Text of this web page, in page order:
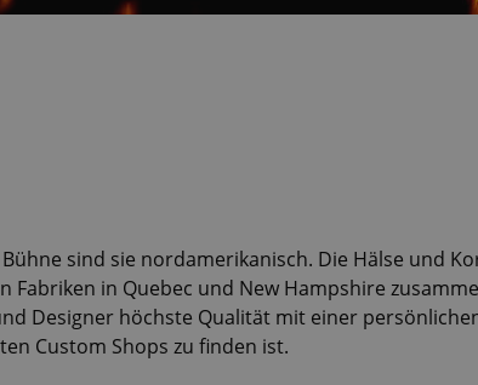
sind sie nordamerikanisch. Die Hälse und
in Quebec und New Hampshire
Designer höchste Qualität mit einer
Custom Shops zu finden ist.